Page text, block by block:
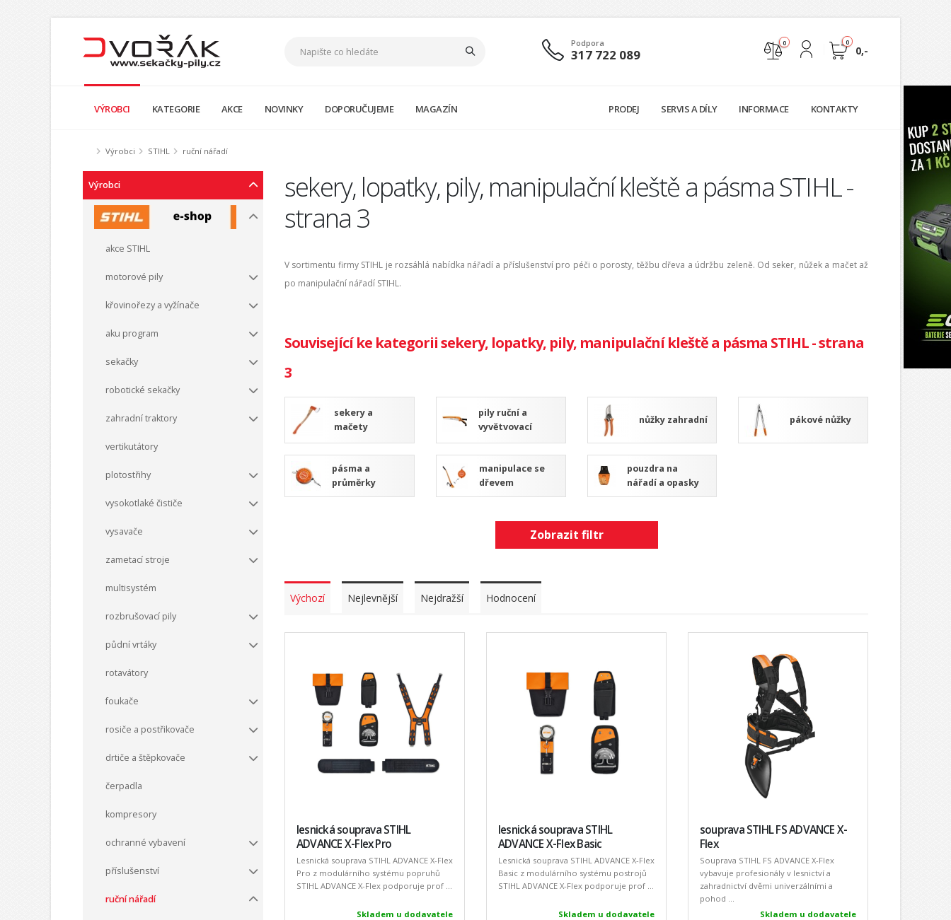
Podpora
317 722 089
0
0,-
0
VÝROBCI KATEGORIE AKCE NOVINKY DOPORUČUJEME MAGAZÍN PRODEJ SERVIS A DÍLY INFORMACE KONTAKTY
Výrobci STIHL ruční nářadí
Výrobci
akce STIHL
motorové pily
křovinořezy a vyžínače
aku program
sekačky
robotické sekačky
zahradní traktory
vertikutátory
plotostřihy
vysokotlaké čističe
vysavače
zametací stroje
multisystém
rozbrušovací pily
půdní vrtáky
rotavátory
foukače
rosiče a postřikovače
drtiče a štěpkovače
čerpadla
kompresory
ochranné vybavení
příslušenství
ruční nářadí
sekery, lopatky, pily, manipulační kleště a pásma STIHL -
strana 3
V sortimentu firmy STIHL je rozsáhlá nabídka nářadí a příslušenství pro péči o porosty, těžbu dřeva a údržbu zeleně. Od seker, nůžek a mačet až
po manipulační nářadí STIHL.
Související ke kategorii sekery, lopatky, pily, manipulační kleště a pásma STIHL - strana
3
sekery a
mačety
pily ruční a
vyvětvovací
nůžky zahradní pákové nůžky
pásma a
průměrky
manipulace se
dřevem
pouzdra na
nářadí a opasky
Zobrazit filtr
Výchozí Nejlevnější Nejdražší Hodnocení
lesnická souprava STIHL
ADVANCE X-Flex Pro
Lesnická souprava STIHL ADVANCE X-Flex
Pro z modulárního systému popruhů
STIHL ADVANCE X-Flex podporuje prof ...
Skladem u dodavatele
lesnická souprava STIHL
ADVANCE X-Flex Basic
Lesnická souprava STIHL ADVANCE X-Flex
Basic z modulárního systému postrojů
STIHL ADVANCE X-Flex podporuje prof ...
Skladem u dodavatele
souprava STIHL FS ADVANCE X-
Flex
Souprava STIHL FS ADVANCE X-Flex
vybavuje profesionály v lesnictví a
zahradnictví dvěmi univerzálními a
pohod ...
Skladem u dodavatele